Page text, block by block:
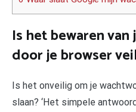
Is het bewaren
door je browser
Is het onveilig om je
slaan? ‘Het simpele